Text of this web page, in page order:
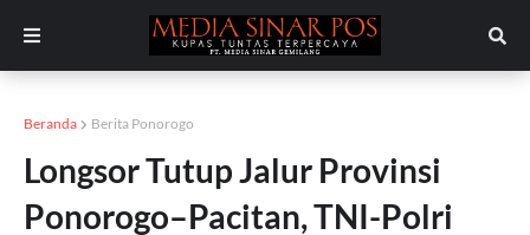
Beranda Berita Ponorogo
Longsor Tutup Jalur Provinsi
Ponorogo–Pacitan, TNI-Polri